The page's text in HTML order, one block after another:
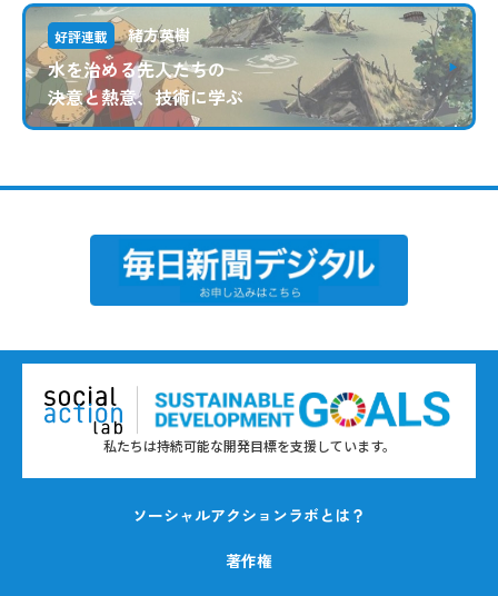
好評連載 緒方英樹
水を治める先人たちの
決意と熱意、技術に学ぶ
私たちは持続可能な開発目標を支援しています。
ソーシャルアクションラボとは？
著作権